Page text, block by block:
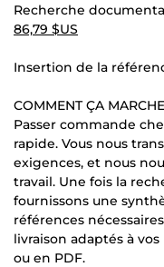
Recherche
86,79 $US
Insertion de la
COMMENT ÇA
Passer commande
rapide. Vous nous
exigences, et nous
travail. Une fois la
fournissons une
références
livraison adaptés à
ou en PDF.